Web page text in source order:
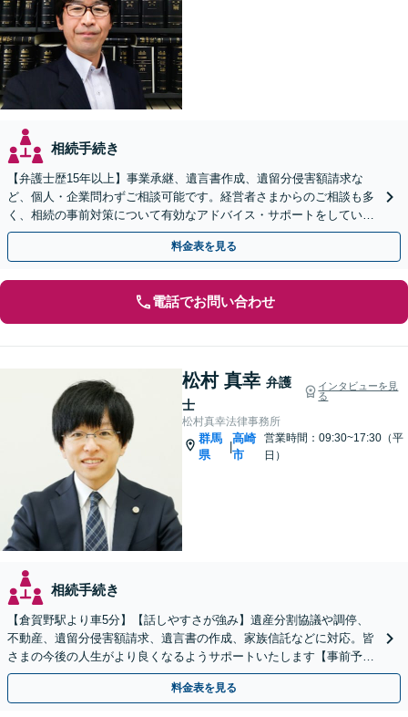
相続手続き
【弁護士歴15年以上】事業承継、遺言書作成、遺留分侵害額請求な
ど、個人・企業問わずご相談可能です。経営者さまからのご相談も多
く、相続の事前対策について有効なアドバイス・サポートをしていま
す。ぜひご相談ください。【セカンドオピニオン対応可】
料金表を見る
電話でお問い合わせ
松村 真幸 弁護
士
インタビューを見
る
松村真幸法律事務所
群馬
県
|
高崎
市
営業時間：09:30~17:30（平
日）
相続手続き
【倉賀野駅より車5分】【話しやすさが強み】遺産分割協議や調停、
不動産、遺留分侵害額請求、遺言書の作成、家族信託などに対応。皆
さまの今後の人生がより良くなるようサポートいたします【事前予約
で時間外面談可】【ビデオ面談可】【初回面談無料】
料金表を見る